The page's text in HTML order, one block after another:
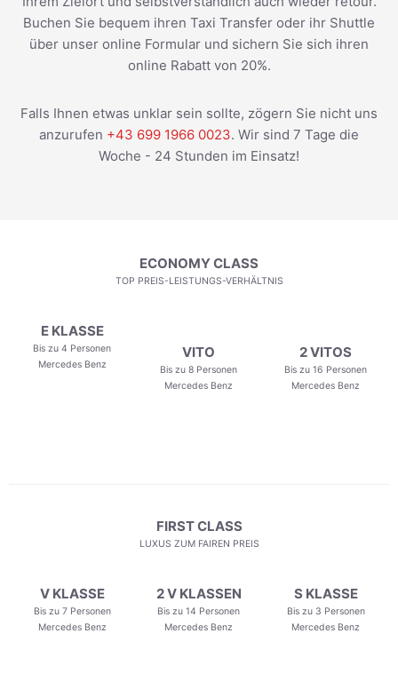
Buchen Sie bequem ihren Taxi Transfer oder ihr Shuttle
über unser online Formular und sichern Sie sich ihren
online Rabatt von 20%.
Falls Ihnen etwas unklar sein sollte, zögern Sie nicht uns
anzurufen +43 699 1966 0023. Wir sind 7 Tage die
Woche - 24 Stunden im Einsatz!
ECONOMY CLASS
TOP PREIS-LEISTUNGS-VERHÄLTNIS
E KLASSE
Bis zu 4 Personen
Mercedes Benz
VITO
Bis zu 8 Personen
Mercedes Benz
2 VITOS
Bis zu 16 Personen
Mercedes Benz
FIRST CLASS
LUXUS ZUM FAIREN PREIS
V KLASSE
Bis zu 7 Personen
Mercedes Benz
2 V KLASSEN
Bis zu 14 Personen
Mercedes Benz
S KLASSE
Bis zu 3 Personen
Mercedes Benz